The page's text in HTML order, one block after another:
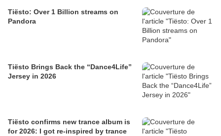
Tiësto: Over 1 Billion streams on
Pandora
Tiësto Brings Back the “Dance4Life”
Jersey in 2026
Tiësto confirms new trance album is
for 2026: I got re-inspired by trance